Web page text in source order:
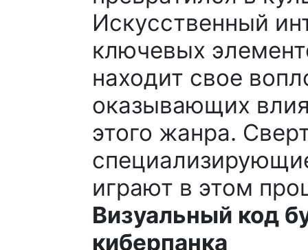
Искусственный
ключевых
находит свое
оказывающих
этого жанра.
играют в этом
Визуальный код
киберпанка